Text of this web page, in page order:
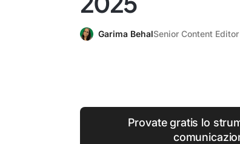
Garima BehalSenior Content Editor
Provate gratis lo